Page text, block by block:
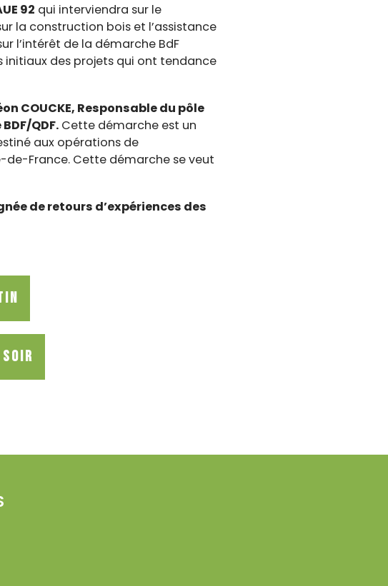
92 qui interviendra sur le
la construction bois et l’assistance
l’intérêt de la démarche BdF
des projets qui ont tendance
COUCKE, Responsable du pôle
QDF. Cette démarche est un
aux opérations de
France. Cette démarche se veut
de retours d’expériences des